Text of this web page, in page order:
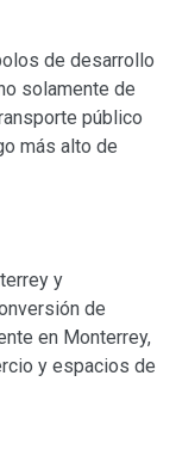
de desarrollo
solamente de
público
más alto de
y
de
en Monterrey,
y espacios de